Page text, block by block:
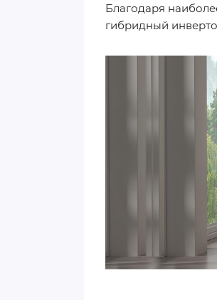
Благодаря
гибридный